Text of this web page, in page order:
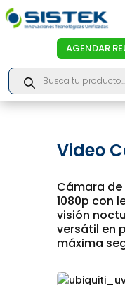
AGENDAR
Products
search
Video
Cámara
1080p con
visión
versátil en
máxima